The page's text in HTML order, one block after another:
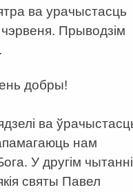
ва урачыстасць
Прыводзім
добры!
ва
нам
У другім чытанні
святы Павел